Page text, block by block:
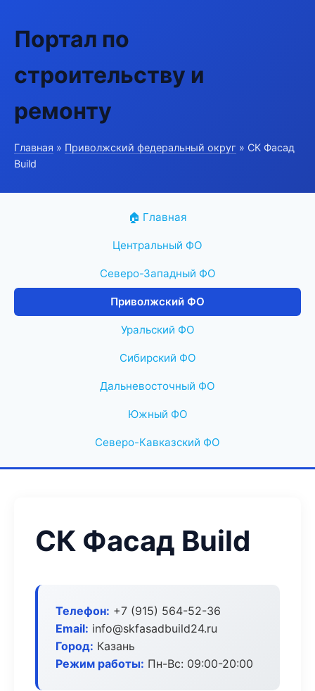
Портал по
строительству и
ремонту
Главная » Приволжский федеральный округ » СК Фасад
Build
🏠 Главная
Центральный ФО
Северо-Западный ФО
Приволжский ФО
Уральский ФО
Сибирский ФО
Дальневосточный ФО
Южный ФО
Северо-Кавказский ФО
СК Фасад Build
Телефон: +7 (915) 564-52-36
Email: info@skfasadbuild24.ru
Город: Казань
Режим работы: Пн-Вс: 09:00-20:00